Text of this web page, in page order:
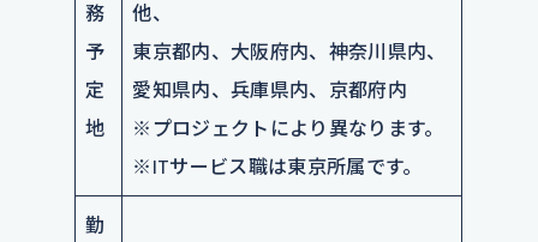
務
予
定
地
他、
東京都内、大阪府内、神奈川県内、
愛知県内、兵庫県内、京都府内
※プロジェクトにより異なります。
※ITサービス職は東京所属です。
勤